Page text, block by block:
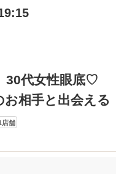
30代女性眼底♡
相手と出会える
店舗